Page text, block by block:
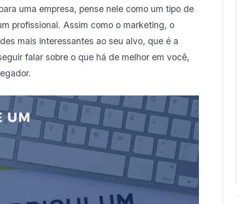
uma empresa, pense nele como um tipo de
profissional. Assim como o marketing, o
mais interessantes ao seu alvo, que é a
falar sobre o que há de melhor em você,